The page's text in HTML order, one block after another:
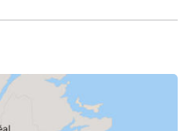
axé sur la découverte et les
peut différer
notamment avec des